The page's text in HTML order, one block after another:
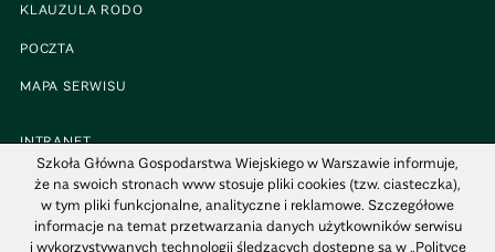
KLAUZULA RODO
POCZTA
MAPA SERWISU
INTRANET
BIP
MAPA KAMPUSU
Szkoła Główna Gospodarstwa Wiejskiego w Warszawie informuje,
że na swoich stronach www stosuje pliki cookies (tzw. ciasteczka),
w tym pliki funkcjonalne, analityczne i reklamowe. Szczegółowe
informacje na temat przetwarzania danych użytkowników serwisu
i wykorzystywanych technologii śledzących dostępne są w „Polityce